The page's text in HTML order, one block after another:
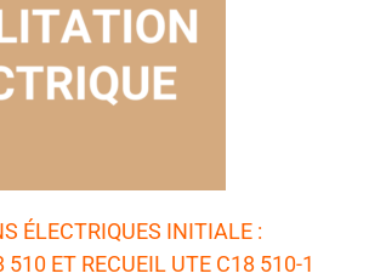
ÉLECTRIQUES INITIALE :
510 ET RECUEIL UTE C18 510-1